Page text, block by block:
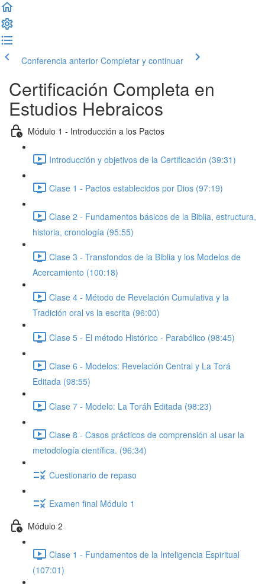
Conferencia anterior Completar y continuar
Certificación Completa en
Estudios Hebraicos
Módulo 1 - Introducción a los Pactos
Introducción y objetivos de la Certificación (39:31)
Clase 1 - Pactos establecidos por Dios (97:19)
Clase 2 - Fundamentos básicos de la Biblia, estructura,
historia, cronología (95:55)
Clase 3 - Transfondos de la Biblia y los Modelos de
Acercamiento (100:18)
Clase 4 - Método de Revelación Cumulativa y la
Tradición oral vs la escrita (96:00)
Clase 5 - El método Histórico - Parabólico (98:45)
Clase 6 - Modelos: Revelación Central y La Torá
Editada (98:55)
Clase 7 - Modelo: La Toráh Editada (98:23)
Clase 8 - Casos prácticos de comprensión al usar la
metodología científica. (96:34)
Cuestionario de repaso
Examen final Módulo 1
Módulo 2
Clase 1 - Fundamentos de la Inteligencia Espiritual
(107:01)